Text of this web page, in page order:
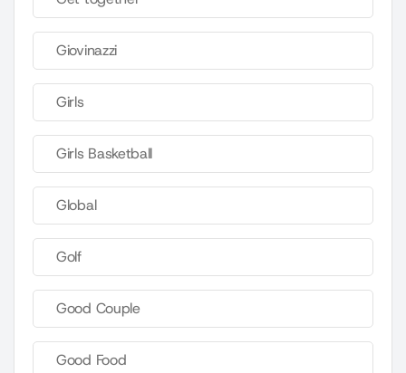
Giovinazzi
Girls
Girls Basketball
Global
Golf
Good Couple
Good Food